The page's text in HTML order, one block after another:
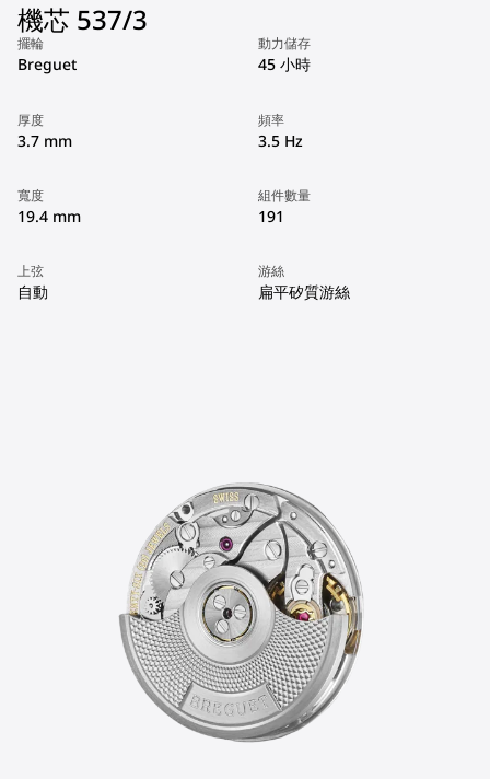
機芯 537/3
擺輪
Breguet
動力儲存
45 小時
厚度
3.7 mm
頻率
3.5 Hz
寬度
19.4 mm
組件數量
191
上弦
自動
游絲
扁平矽質游絲